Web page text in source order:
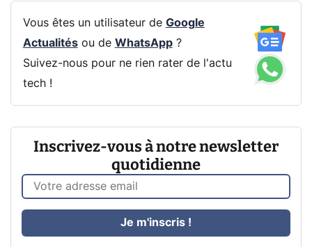
Vous êtes un utilisateur de Google
Actualitésou de WhatsApp?
Suivez-nous pour ne rien rater de l'actu
tech !
Inscrivez-vous à notre newsletter
quotidienne
Je m'inscris !